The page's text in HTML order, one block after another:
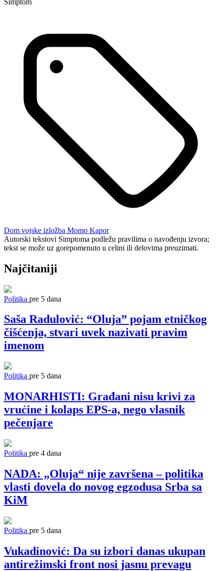
Dom vojske izložba Momo Kapor
Autorski tekstovi Simptoma podležu pravilima o navođenju izvora;
tekst se može uz gorepomenuto u celini ili delovima preuzimati.
Najčitaniji
Politika pre 5 dana
Saša Radulović: “Oluja” pojam etničkog
čišćenja, stvari uvek nazivati pravim
imenom
Politika pre 5 dana
MONARHISTI: Građani nisu krivi za
vrućine i kolaps EPS-a, nego vlasnik
pečenjare
Politika pre 4 dana
NADA: „Oluja“ nije završena – politika
vlasti dovela do novog egzodusa Srba sa
KiM
Politika pre 5 dana
Vukadinović: Da su izbori danas ukupan
antirežimski front nosi jasnu prevagu